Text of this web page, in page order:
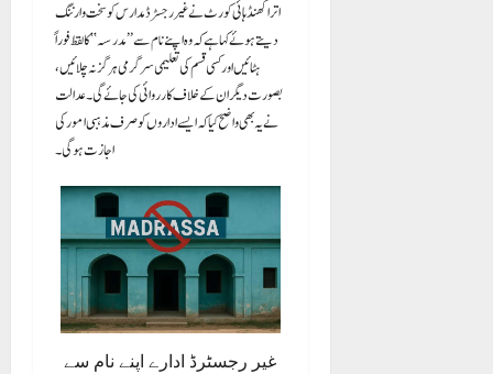
اتراکھنڈ ہائی کورٹ نے غیر رجسٹرڈ مدارس کو سخت وارننگ
دیتے ہوئے کہا ہے کہ وہ اپنے نام سے ’’مدرسہ‘‘ کا لفظ فوراً
ہٹائیں اور کسی قسم کی تعلیمی سرگرمی ہرگز نہ چلائیں،
بصورت دیگر ان کے خلاف کارروائی کی جائے گی۔ عدالت
نے یہ بھی واضح کیا کہ ایسے اداروں کو صرف مذہبی امور کی
اجازت ہوگی۔
غیر رجسٹرڈ ادارے اپنے نام سے